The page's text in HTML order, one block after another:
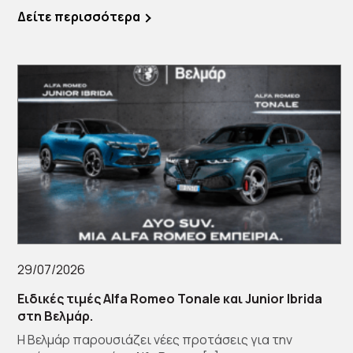
Δείτε περισσότερα
29/07/2026
Ειδικές τιμές Alfa Romeo Tonale και Junior Ibrida
στη Βελμάρ.
Η Βελμάρ παρουσιάζει νέες προτάσεις για την